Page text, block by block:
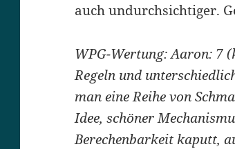
auch undurchsichtiger.
WPG-Wertung: Aaron: 7
Regeln und
man eine Reihe von
Idee, schöner
Berechenbarkeit kaputt,